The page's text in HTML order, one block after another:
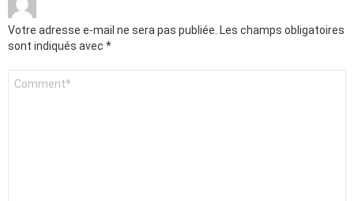
Votre adresse e-mail ne sera pas publiée. Les champs obligatoires
sont indiqués avec *